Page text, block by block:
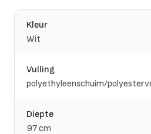
Kleur
Wit
Vulling
polyethyleenschuim/
Diepte
97 cm